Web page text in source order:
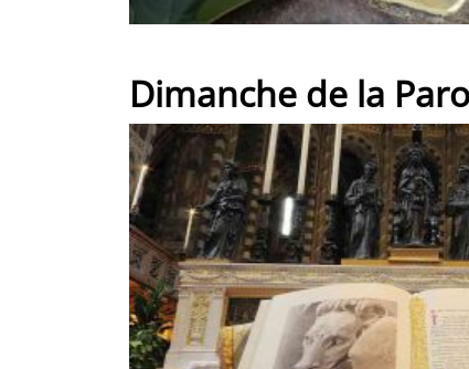
Dimanche de la